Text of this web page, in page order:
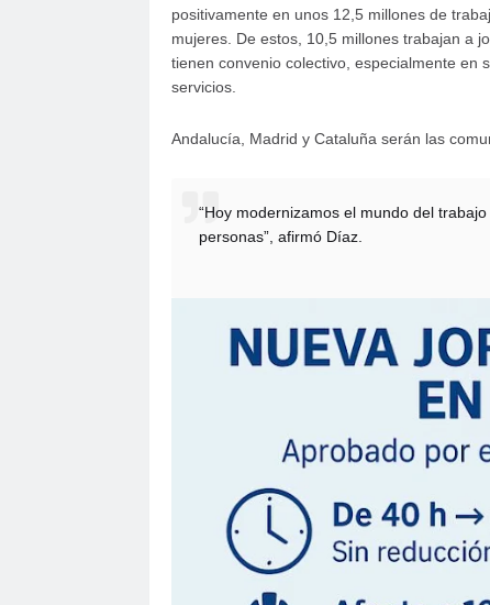
positivamente en unos 12,5 millones de
mujeres. De estos, 10,5 millones trabajan a
tienen convenio colectivo, especialmente en
servicios.
Andalucía, Madrid y Cataluña serán las
“Hoy modernizamos el mundo del
personas”, afirmó Díaz.